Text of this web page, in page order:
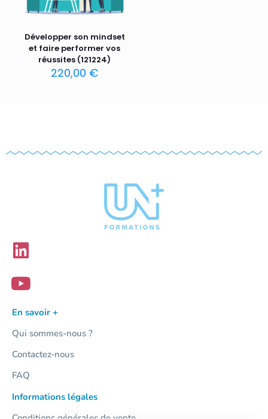
Développer son mindset
et faire performer vos
réussites (121224)
220,00 €
En savoir +
Qui sommes-nous ?
Contactez-nous
FAQ
Informations légales